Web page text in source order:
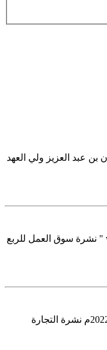
بن عبد العزيز ولي العهد
Image Alt Text Image Alt Text أصدرت الهيئة العامة للإحصاء (GASTAT) اليوم الخميس 3/3/1444الموافق 29 سبتمبر 2022م، عبر موقعها الرسمي على شبكة الإنترنت www.stats.gov.sa " نشرة سوق العمل للربع
Image Alt Text Image Alt Text أصدرت الهيئة العامة للإحصاء (GASTAT) عبر موقعها الرسمي على شبكة الإنترنت www.stats.gov.sa اليوم الأربعاء 25 صفر 1444هـ الموافق 21 سبتمبر 2022م نشرة التجارة